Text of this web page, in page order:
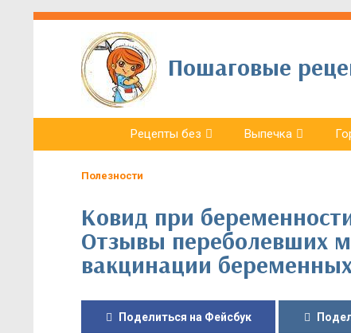
Пошаговые
Рецепты без Выпечка
Полезности
Ковид при
Отзывы переболевших
вакцинации
Поделиться на Фейсбук